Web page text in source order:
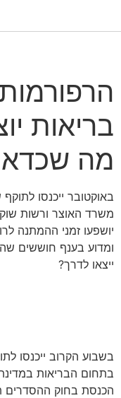
בריאות
מה
באוקטובר ייכנסו
משרד האוצר ורשות
יושפעו זמני ההמתנה
ומדוע בענף חוששים
ייצאו לדרך?
בשבוע הקרוב ייכנסו
בתחום הבריאות
הכנסת בחוק ההסדרים